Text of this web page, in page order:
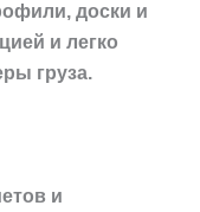
доски и
и легко
груза.
и